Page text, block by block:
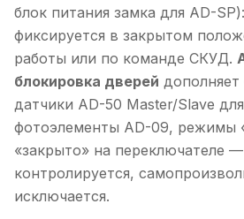
блок питания замка для AD-
фиксируется в закрытом
работы или по команде СКУД.
блокировка дверей дополняет
датчики AD-50 Master/Slave
фотоэлементы AD-09, режимы
«закрыто» на переключателе
контролируется,
исключается.